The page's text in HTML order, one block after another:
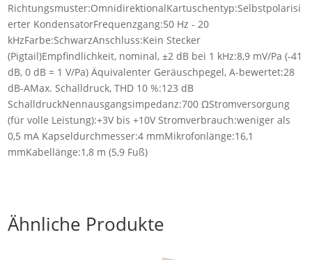
Richtungsmuster:OmnidirektionalKartuschentyp:Selbstpolarisi
erter KondensatorFrequenzgang:50 Hz - 20
kHzFarbe:SchwarzAnschluss:Kein Stecker
(Pigtail)Empfindlichkeit, nominal, ±2 dB bei 1 kHz:8,9 mV/Pa (-41
dB, 0 dB = 1 V/Pa) Äquivalenter Geräuschpegel, A-bewertet:28
dB-AMax. Schalldruck, THD 10 %:123 dB
SchalldruckNennausgangsimpedanz:700 ΩStromversorgung
(für volle Leistung):+3V bis +10V Stromverbrauch:weniger als
0,5 mA Kapseldurchmesser:4 mmMikrofonlänge:16,1
mmKabellänge:1,8 m (5,9 Fuß)
Ähnliche Produkte